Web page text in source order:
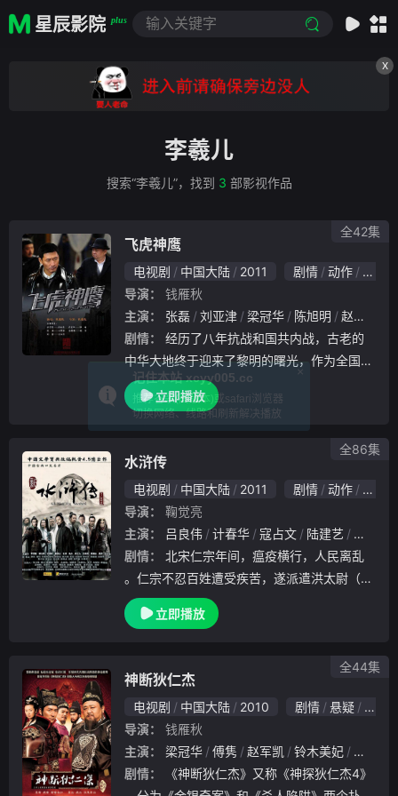
星辰影院 plus
X
李羲儿
搜索“李羲儿”，找到 3 部影视作品
飞虎神鹰
电视剧 中国大陆 2011 剧情 动作 悬疑
导演：
钱雁秋
主演：
张磊 刘亚津 梁冠华 陈旭明 赵军凯
剧情：
中华大地终于迎来了黎明的曙光，作为全国金
融中心，1949年的上海为一片洋洋喜气所笼
罩。然而欢庆的背后，不敢落败的国民党派出
大批特务潜入上海，企图趁政权未稳之际实行
立即播放
全42集
水浒传
电视剧 中国大陆 2011 剧情 动作 古装
导演：
鞠觉亮
主演：
吕良伟 计春华 寇占文 陆建艺
黄海冰
剧情：
。仁宗不忍百姓遭受疾苦，遂派遣洪太尉（张
铁林 饰）前往江西龙虎山迎请张天师祈禳瘟
疫。谁知洪太尉狂傲自大，与张天师对面错失
立即播放
全86集
神断狄仁杰
电视剧 中国大陆 2010 剧情 悬疑
古装
导演：
钱雁秋
主演：
梁冠华 傅隽 赵军凯 铃木美妃 吕中
剧情：
全44集
×
记住本站 xcyy005.cc
推荐谷歌(高版本)或safari浏览器
切换网络、线路和刷新解决播放